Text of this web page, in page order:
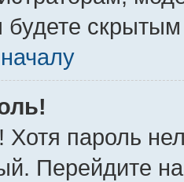
Хотя пароль
Перейдите